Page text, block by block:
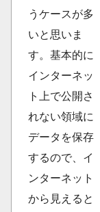
うケースが多
いと思いま
す。基本的に
インターネッ
ト上で公開さ
れない領域に
データを保存
するので、イ
ンターネット
から見えると